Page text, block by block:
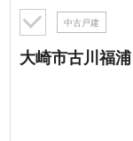
中古戸建
大崎市古川福浦